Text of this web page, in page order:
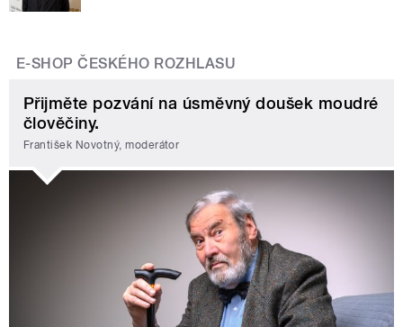
E-SHOP ČESKÉHO ROZHLASU
Přijměte pozvání na úsměvný doušek moudré
člověčiny.
František Novotný, moderátor